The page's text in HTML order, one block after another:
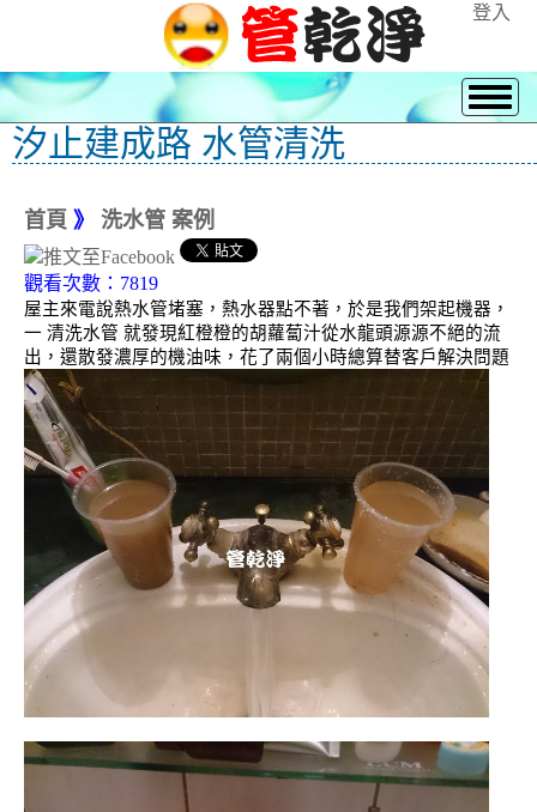
登入
汐止建成路 水管清洗
首頁 》 洗水管 案例
觀看次數：7819
屋主來電說熱水管堵塞，熱水器點不著，於是我們架起機器，
一 清洗水管 就發現紅橙橙的胡蘿蔔汁從水龍頭源源不絕的流
出，還散發濃厚的機油味，花了兩個小時總算替客戶解決問題